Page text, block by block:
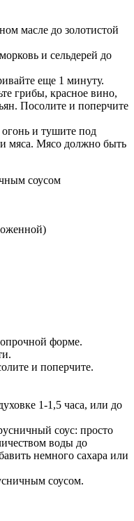
масле до золотистой
и сельдерей до
еще 1 минуту.
грибы, красное вино,
Посолите и поперчите
и тушите под
мяса. Мясо должно быть
соусом
форме.
и поперчите.
1-1,5 часа, или до
соус: просто
воды до
немного сахара или
соусом.